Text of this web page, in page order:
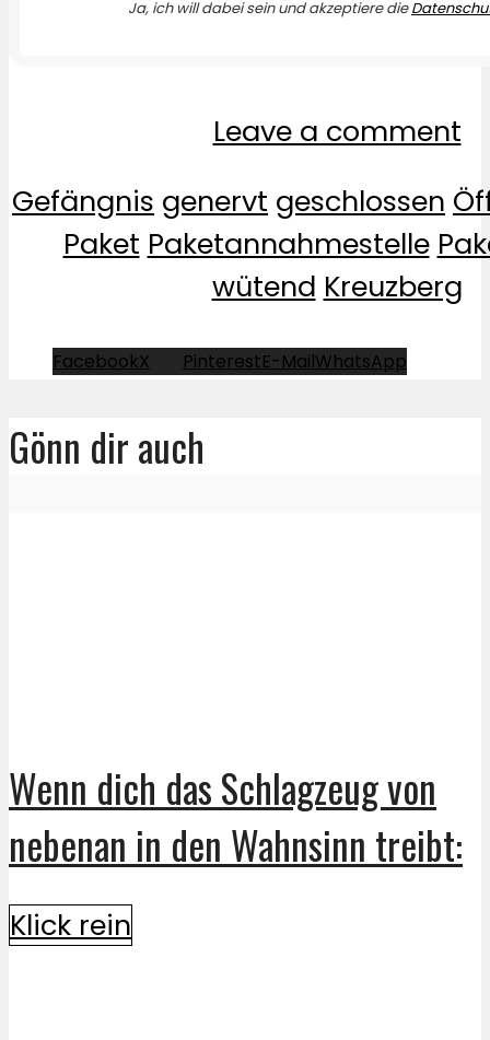
Ja, ich will dabei sein und akzeptiere die
Leave a comment
Gefängnis genervt geschlossen
Paket Paketannahmestelle
wütend Kreuzberg
FacebookX PinterestE-MailWhatsApp
Gönn dir auch
Wenn dich das Schlagzeug von
nebenan in den Wahnsinn treibt:
Klick rein